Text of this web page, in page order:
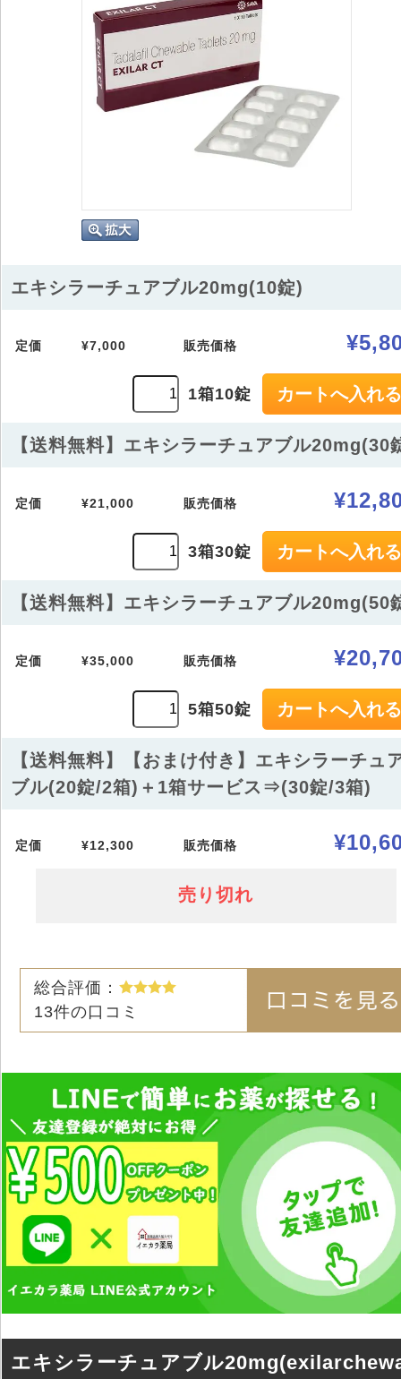
エキシラーチュアブル20mg(10錠)
定価 ¥7,000 販売価格
1箱10錠
【送料無料】エキシラーチュアブル20mg(30
定価 ¥21,000 販売価格
3箱30錠
【送料無料】エキシラーチュアブル20mg(50
定価 ¥35,000 販売価格
5箱50錠
【送料無料】【おまけ付き】エキシラーチュ
ブル(20錠/2箱)＋1箱サービス⇒(30錠/3箱)
定価 ¥12,300 販売価格
売り切れ
総合評価：
13件の口コミ
エキシラーチュアブル